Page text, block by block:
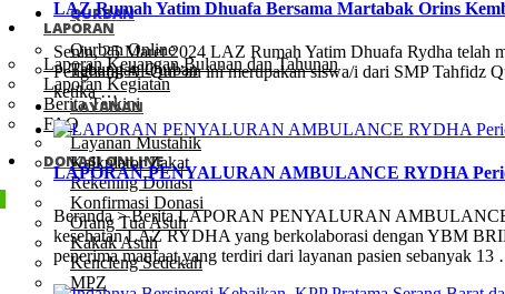
LAPORAN
Laporan Keuangan Bulanan dan Tahunan
Laporan Kegiatan
Berita Terkini
FAQ
DONASI ONLINE
QURBAN
Qurban Online
Tabungan Qurban
LAYANAN
Layanan Mustahik
Kalkulator Zakat
Rekening Donasi
Konfirmasi Donasi
Orang Tua Asuh
Kakak Asuh
Kencleng Sedekah
MPZ
LAZ Rumah Yatim Dhuafa Bersama Martabak Orins
Senin, 25 Maret 2024 LAZ Rumah Yatim Dhuafa Rydha telah
Penghafal Al-Qur’an ini merupakan siswa/i dari SMP Tahfidz
ketika …
LAPORAN PENYALURAN AMBULANCE RYDHA
Beranda > Berita LAPORAN PENYALURAN AMBULANCE
kesehatan LAZ RYDHA yang berkolaborasi dengan YBM
penerima manfaat yang terdiri dari layanan pasien sebanyak 13